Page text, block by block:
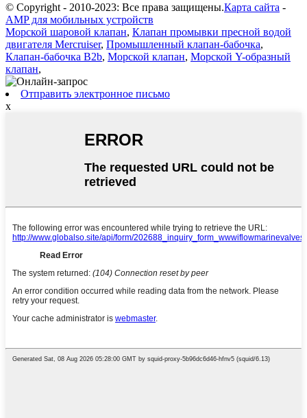
© Copyright - 2010-2023: Все права защищены.Карта сайта -
AMP для мобильных устройств
Морской шаровой клапан, Клапан промывки пресной водой
двигателя Mercruiser, Промышленный клапан-бабочка,
Клапан-бабочка B2b, Морской клапан, Морской Y-образный
клапан,
Отправить электронное письмо
x